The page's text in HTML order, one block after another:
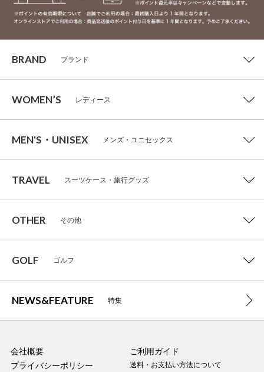
BRAND ブランド
WOMEN’S レディース
MEN'S・UNISEX メンズ・ユニセックス
TRAVEL スーツケース・旅行グッズ
OTHER その他
GOLF ゴルフ
NEWS&FEATURE 特集
会社概要
プライバシーポリシー
ご利用ガイド
送料・お支払い方法について